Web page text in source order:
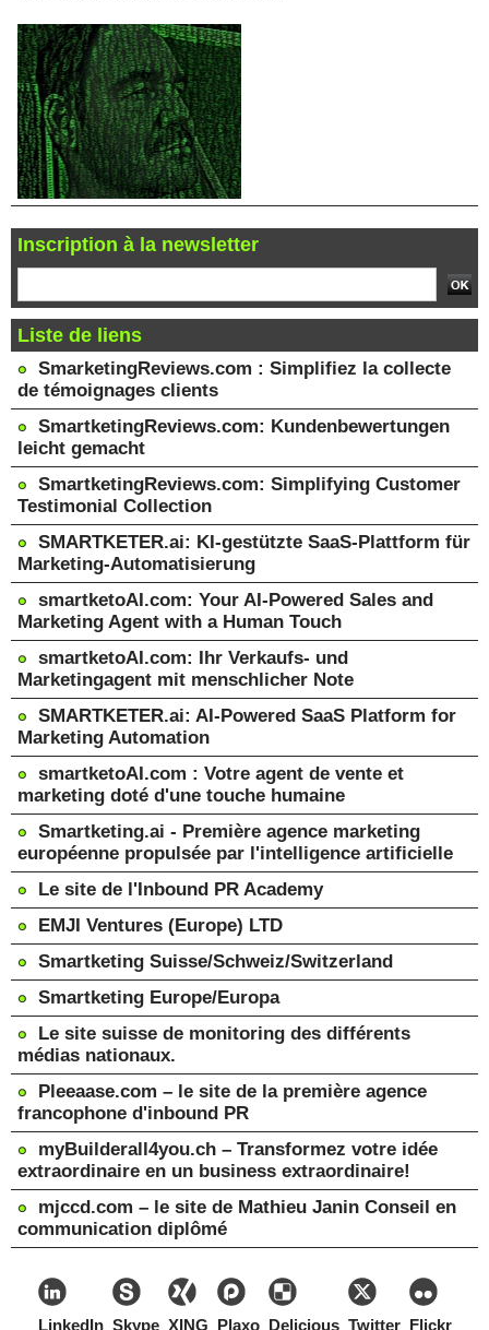
Inscription à la newsletter
Liste de liens
SmarketingReviews.com : Simplifiez la collecte
de témoignages clients
SmartketingReviews.com: Kundenbewertungen
leicht gemacht
SmartketingReviews.com: Simplifying Customer
Testimonial Collection
SMARTKETER.ai: KI-gestützte SaaS-Plattform für
Marketing-Automatisierung
smartketoAI.com: Your AI-Powered Sales and
Marketing Agent with a Human Touch
smartketoAI.com: Ihr Verkaufs- und
Marketingagent mit menschlicher Note
SMARTKETER.ai: AI-Powered SaaS Platform for
Marketing Automation
smartketoAI.com : Votre agent de vente et
marketing doté d'une touche humaine
Smartketing.ai - Première agence marketing
européenne propulsée par l'intelligence artificielle
Le site de l'Inbound PR Academy
EMJI Ventures (Europe) LTD
Smartketing Suisse/Schweiz/Switzerland
Smartketing Europe/Europa
Le site suisse de monitoring des différents
médias nationaux.
Pleeaase.com – le site de la première agence
francophone d'inbound PR
myBuilderall4you.ch – Transformez votre idée
extraordinaire en un business extraordinaire!
mjccd.com – le site de Mathieu Janin Conseil en
communication diplômé
LinkedIn Skype XING Plaxo Delicious Twitter Flickr